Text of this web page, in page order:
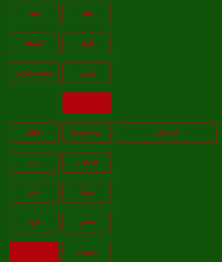
شال
الوند تاکستان
قزوين محمديه-قزوين
کردستان تمام شهر‌ها دهگلان
کامیاران
بيجار سقز
سنندج قروه
مريوان